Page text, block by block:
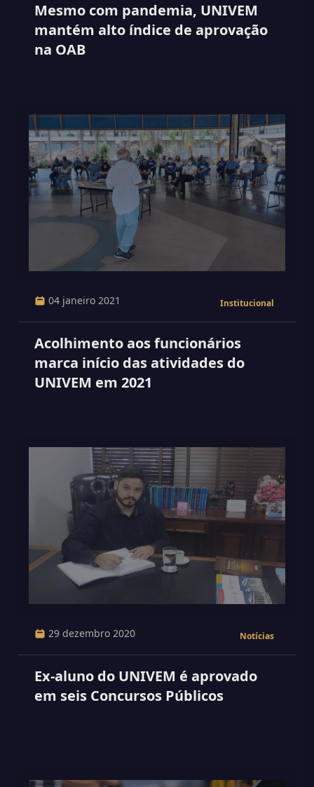
Mesmo com pandemia, UNIVEM
mantém alto índice de aprovação
na OAB
04 janeiro 2021 Institucional
Acolhimento aos funcionários
marca início das atividades do
UNIVEM em 2021
29 dezembro 2020 Notícias
Ex-aluno do UNIVEM é aprovado
em seis Concursos Públicos